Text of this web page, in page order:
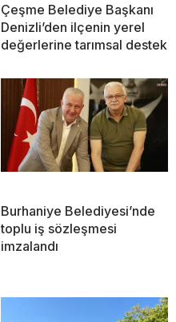
Çeşme Belediye Başkanı
Denizli’den ilçenin yerel
değerlerine tarımsal destek
Burhaniye Belediyesi’nde
toplu iş sözleşmesi
imzalandı